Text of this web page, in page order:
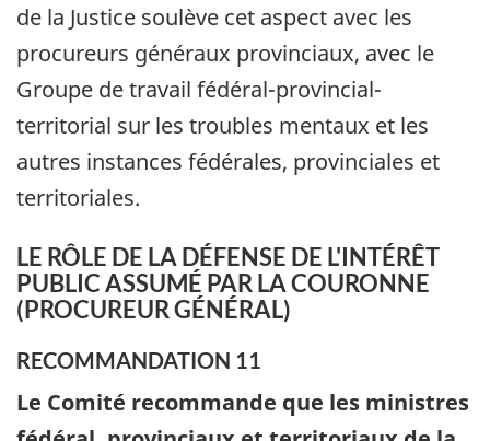
de la Justice soulève cet aspect avec les
procureurs généraux provinciaux, avec le
Groupe de travail fédéral-provincial-
territorial sur les troubles mentaux et les
autres instances fédérales, provinciales et
territoriales.
LE RÔLE DE LA DÉFENSE DE L'INTÉRÊT
PUBLIC ASSUMÉ PAR LA COURONNE
(PROCUREUR GÉNÉRAL)
RECOMMANDATION 11
Le Comité recommande que les ministres